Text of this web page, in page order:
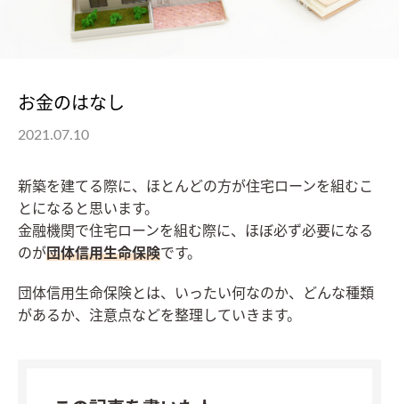
お金のはなし
2021.07.10
新築を建てる際に、ほとんどの方が住宅ローンを組むこ
とになると思います。
金融機関で住宅ローンを組む際に、ほぼ必ず必要になる
のが団体信用生命保険です。
団体信用生命保険とは、いったい何なのか、どんな種類
があるか、注意点などを整理していきます。